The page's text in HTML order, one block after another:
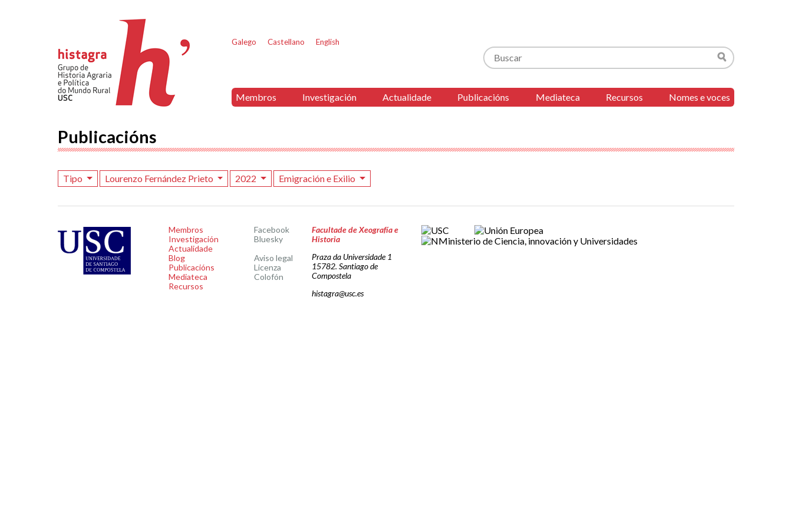
Galego Castellano English
Buscar
Buscar
Membros Investigación Actualidade Publicacións Mediateca Recursos Nomes e voces
Publicacións
Tipo Lourenzo Fernández Prieto 2022 Emigración e Exilio
Membros
Investigación
Actualidade
Blog
Publicacións
Mediateca
Recursos
Facebook
Bluesky
Aviso legal
Licenza
Colofón
Facultade de Xeografía e
Historia
Praza da Universidade 1
15782. Santiago de
Compostela
histagra@usc.es